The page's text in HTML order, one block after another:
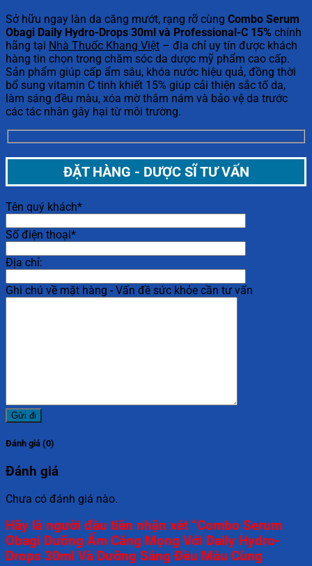
Sở hữu ngay làn da căng mướt, rạng rỡ cùng Combo Serum
Obagi Daily Hydro-Drops 30ml và Professional-C 15% chính
hãng tại Nhà Thuốc Khang Việt – địa chỉ uy tín được khách
hàng tin chọn trong chăm sóc da dược mỹ phẩm cao cấp.
Sản phẩm giúp cấp ẩm sâu, khóa nước hiệu quả, đồng thời
bổ sung vitamin C tinh khiết 15% giúp cải thiện sắc tố da,
làm sáng đều màu, xóa mờ thâm nám và bảo vệ da trước
các tác nhân gây hại từ môi trường.
ĐẶT HÀNG - DƯỢC SĨ TƯ VẤN
Tên quý khách*
Số điện thoại*
Địa chỉ:
Ghi chú về mặt hàng - Vấn đề sức khỏe cần tư vấn
Đánh giá (0)
Đánh giá
Chưa có đánh giá nào.
Hãy là người đầu tiên nhận xét “Combo Serum
Obagi Dưỡng Ẩm Căng Mọng Với Daily Hydro-
Drops 30ml Và Dưỡng Sáng Đều Màu Cùng